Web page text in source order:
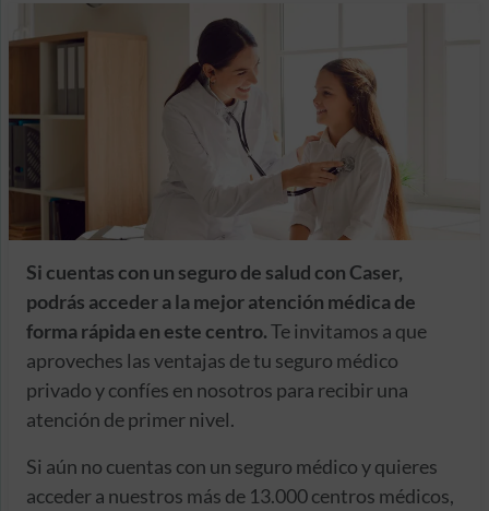
Si cuentas con un seguro de salud con Caser,
podrás acceder a la mejor atención médica de
forma rápida en este centro.Te invitamos a que
aproveches las ventajas de tu seguro médico
privado y confíes en nosotros para recibir una
atención de primer nivel.
Si aún no cuentas con un seguro médico y quieres
acceder a nuestros más de 13.000 centros médicos,